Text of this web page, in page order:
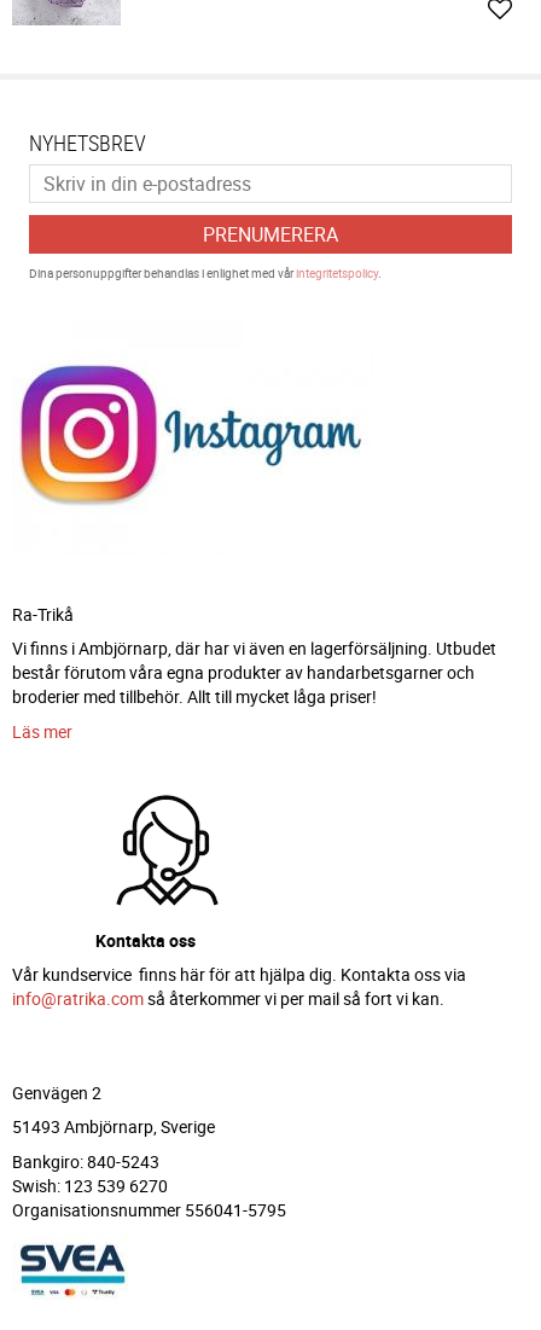
NYHETSBREV
PRENUMERERA
Dina personuppgifter behandlas i enlighet med vårintegritetspolicy.
Ra-Trikå
Vi finns i Ambjörnarp, där har vi även en lagerförsäljning. Utbudet
består förutom våra egna produkter av handarbetsgarner och
broderier med tillbehör. Allt till mycket låga priser!
Läs mer
Kontakta oss
Vår kundservice finns här för att hjälpa dig. Kontakta oss via
info@ratrika.comså återkommer vi per mail så fort vi kan.
Genvägen 2
51493 Ambjörnarp, Sverige
Bankgiro: 840-5243
Swish: 123 539 6270
Organisationsnummer 556041-5795